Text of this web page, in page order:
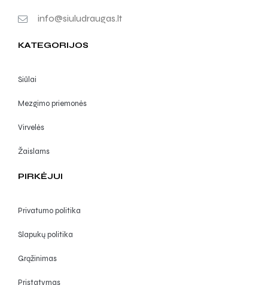
info@siuludraugas.lt
KATEGORIJOS
Siūlai
Mezgimo priemonės
Virvelės
Žaislams
PIRKĖJUI
Privatumo politika
Slapukų politika
Grąžinimas
Pristatymas